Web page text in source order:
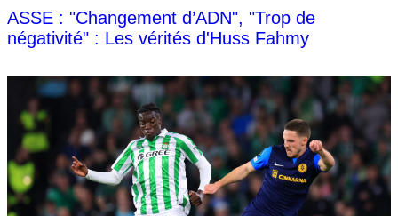
ASSE : "Changement d’ADN", "Trop de
négativité" : Les vérités d'Huss Fahmy